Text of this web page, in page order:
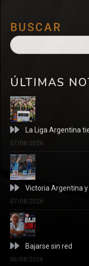
BUSCAR
ÚLTIMAS
La Liga Argentina
07/08/2026
Victoria Argentina
07/08/2026
Bajarse sin red
06/08/2026